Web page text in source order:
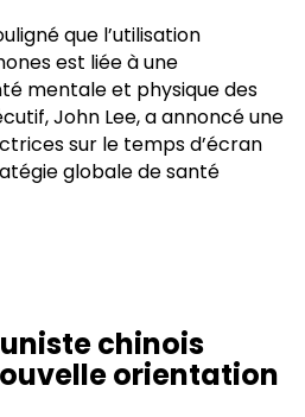
que l’utilisation
est liée à une
mentale et physique des
John Lee, a annoncé une
sur le temps d’écran
globale de santé
chinois
orientation